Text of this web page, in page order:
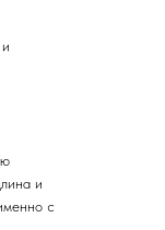
и
с